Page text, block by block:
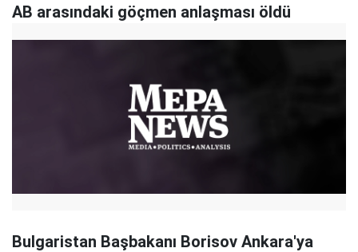
AB arasındaki göçmen anlaşması öldü
Bulgaristan Başbakanı Borisov Ankara'ya